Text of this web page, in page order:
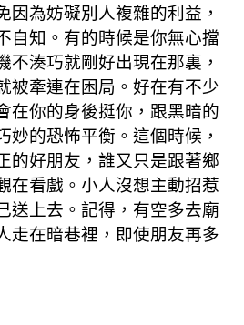
因為妨礙別人複雜的利益，
自知。有的時候是你無心擋
不湊巧就剛好出現在那裏，
被牽連在困局。好在有不少
在你的身後挺你，跟黑暗的
妙的恐怖平衡。這個時候，
的好朋友，誰又只是跟著鄉
在看戲。小人沒想主動招惹
送上去。記得，有空多去廟
走在暗巷裡，即使朋友再多